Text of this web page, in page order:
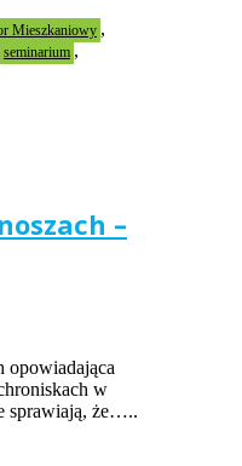
Mieszkaniowy ,
seminarium ,
–
opowiadająca
w
sprawiają, że…..